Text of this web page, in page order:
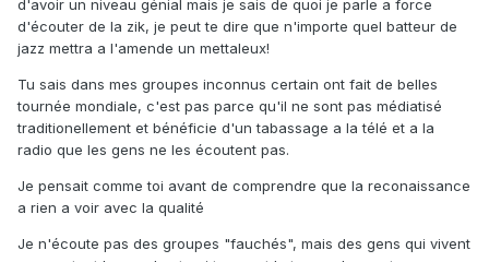
d'avoir un niveau génial mais je sais de quoi je parle a force
d'écouter de la zik, je peut te dire que n'importe quel batteur de
jazz mettra a l'amende un mettaleux!
Tu sais dans mes groupes inconnus certain ont fait de belles
tournée mondiale, c'est pas parce qu'il ne sont pas médiatisé
traditionellement et bénéficie d'un tabassage a la télé et a la
radio que les gens ne les écoutent pas.
Je pensait comme toi avant de comprendre que la reconaissance
a rien a voir avec la qualité
Je n'écoute pas des groupes "fauchés", mais des gens qui vivent